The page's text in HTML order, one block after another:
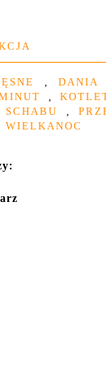
,
,
SCHABU ,
WIELKANOC